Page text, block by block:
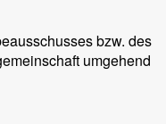
bzw. des
umgehend